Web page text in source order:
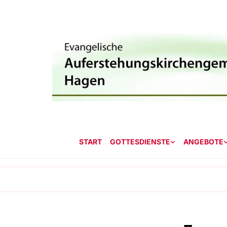
START GOTTESDIENSTE ANGEBOTE